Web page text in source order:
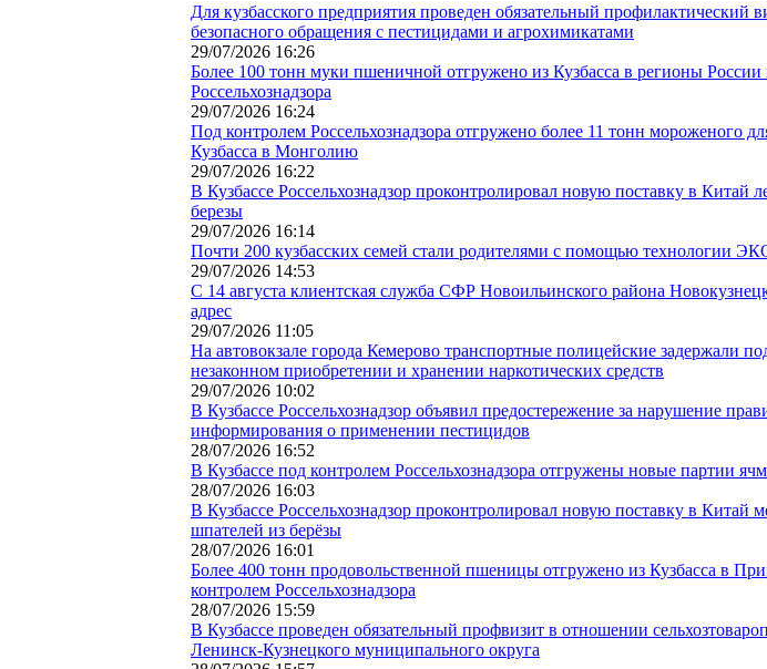
Для кузбасского предприятия проведен обязательный профилактический
безопасного обращения с пестицидами и агрохимикатами
29/07/2026 16:26
Более 100 тонн муки пшеничной отгружено из Кузбасса в регионы России
Россельхознадзора
29/07/2026 16:24
Под контролем Россельхознадзора отгружено более 11 тонн мороженого
Кузбасса в Монголию
29/07/2026 16:22
В Кузбассе Россельхознадзор проконтролировал новую поставку в Китай
березы
29/07/2026 16:14
Почти 200 кузбасских семей стали родителями с помощью технологии
29/07/2026 14:53
С 14 августа клиентская служба СФР Новоильинского района
адрес
29/07/2026 11:05
На автовокзале города Кемерово транспортные полицейские задержали
незаконном приобретении и хранении наркотических средств
29/07/2026 10:02
В Кузбассе Россельхознадзор объявил предостережение за нарушение
информирования о применении пестицидов
28/07/2026 16:52
В Кузбассе под контролем Россельхознадзора отгружены новые партии
28/07/2026 16:03
В Кузбассе Россельхознадзор проконтролировал новую поставку в Китай
шпателей из берёзы
28/07/2026 16:01
Более 400 тонн продовольственной пшеницы отгружено из Кузбасса в
контролем Россельхознадзора
28/07/2026 15:59
В Кузбассе проведен обязательный профвизит в отношении
Ленинск-Кузнецкого муниципального округа